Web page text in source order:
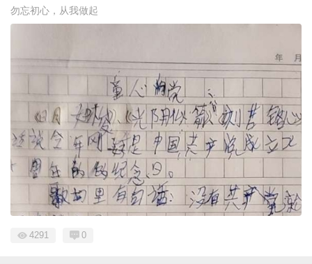
勿忘初心，从我做起
4291 0